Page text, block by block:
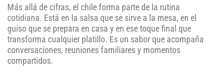
Más allá de cifras, el chile forma parte de la rutina
cotidiana. Está en la salsa que se sirve a la mesa, en el
guiso que se prepara en casa y en ese toque final que
transforma cualquier platillo. Es un sabor que acompaña
conversaciones, reuniones familiares y momentos
compartidos.